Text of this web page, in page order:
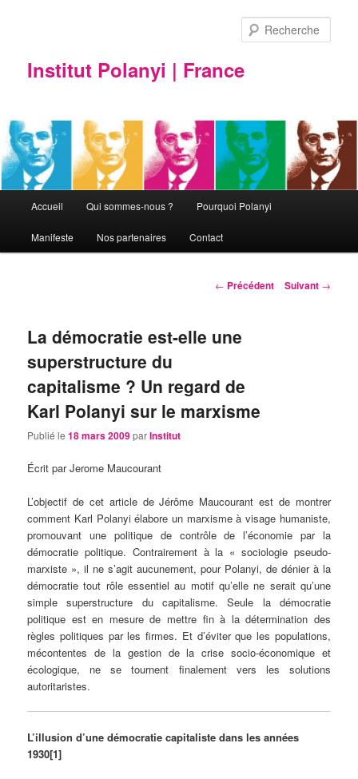
Institut Polanyi | France
Aller au contenu principal
Aller au contenu secondaire
Accueil Qui sommes-nous ? Pourquoi Polanyi
Manifeste Nos partenaires Contact
Navigation des articles
← Précédent Suivant →
La démocratie est-elle une
superstructure du
capitalisme ? Un regard de
Karl Polanyi sur le marxisme
Publié le18 mars 2009parInstitut
Écrit par Jerome Maucourant
L’objectif de cet article de Jérôme Maucourant est de montrer
comment Karl Polanyi élabore un marxisme à visage humaniste,
promouvant une politique de contrôle de l’économie par la
démocratie politique. Contrairement à la « sociologie pseudo-
marxiste », il ne s’agit aucunement, pour Polanyi, de dénier à la
démocratie tout rôle essentiel au motif qu’elle ne serait qu’une
simple superstructure du capitalisme. Seule la démocratie
politique est en mesure de mettre fin à la détermination des
règles politiques par les firmes. Et d’éviter que les populations,
mécontentes de la gestion de la crise socio-économique et
écologique, ne se tournent finalement vers les solutions
autoritaristes.
L’illusion d’une démocratie capitaliste dans les années
1930[1]